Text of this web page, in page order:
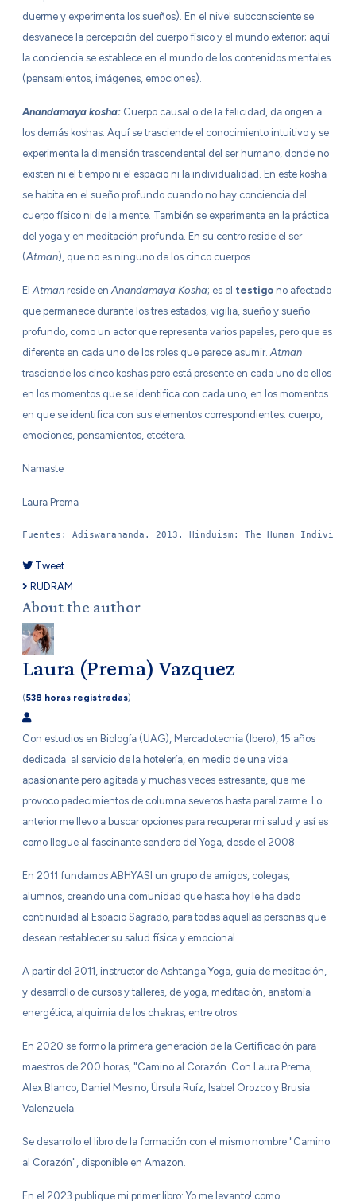
duerme y experimenta los sueños). En el nivel subconsciente se
desvanece la percepción del cuerpo físico y el mundo exterior; aquí
la conciencia se establece en el mundo de los contenidos mentales
(pensamientos, imágenes, emociones).
Anandamaya kosha: Cuerpo causal o de la felicidad, da origen a
los demás koshas. Aquí se trasciende el conocimiento intuitivo y se
experimenta la dimensión trascendental del ser humano, donde no
existen ni el tiempo ni el espacio ni la individualidad. En este kosha
se habita en el sueño profundo cuando no hay conciencia del
cuerpo físico ni de la mente. También se experimenta en la práctica
del yoga y en meditación profunda. En su centro reside el ser
(Atman), que no es ninguno de los cinco cuerpos.
ElAtman reside enAnandamaya Kosha; es el testigo no afectado
que permanece durante los tres estados, vigilia, sueño y sueño
profundo, como un actor que representa varios papeles, pero que es
diferente en cada uno de los roles que parece asumir.Atman
trasciende los cinco koshas pero está presente en cada uno de ellos
en los momentos que se identifica con cada uno, en los momentos
en que se identifica con sus elementos correspondientes: cuerpo,
emociones, pensamientos, etcétera.
Namaste
Laura Prema
Fuentes: Adiswarananda. 2013. Hinduism: The Human
Tweet
pinterest
RUDRAM
About the author
Laura (Prema) Vazquez
(538 horas registradas)
Laura (Prema) Vazquez
Con estudios en Biología (UAG), Mercadotecnia (Ibero), 15 años
dedicada al servicio de la hotelería, en medio de una vida
apasionante pero agitada y muchas veces estresante, que me
provoco padecimientos de columna severos hasta paralizarme. Lo
anterior me llevo a buscar opciones para recuperar mi salud y así es
como llegue al fascinante sendero del Yoga, desde el 2008.
En 2011 fundamos ABHYASI un grupo de amigos, colegas,
alumnos, creando una comunidad que hasta hoy le ha dado
continuidad al Espacio Sagrado, para todas aquellas personas que
desean restablecer su salud física y emocional.
A partir del 2011, instructor de Ashtanga Yoga, guía de meditación,
y desarrollo de cursos y talleres, de yoga, meditación, anatomía
energética, alquimia de los chakras, entre otros.
En 2020 se formo la primera generación de la Certificación para
maestros de 200 horas, "Camino al Corazón. Con Laura Prema,
Alex Blanco, Daniel Mesino, Úrsula Ruíz, Isabel Orozco y Brusia
Valenzuela.
Se desarrollo el libro de la formación con el mismo nombre "Camino
al Corazón", disponible en Amazon.
En el 2023 publique mi primer libro: Yo me levanto! como